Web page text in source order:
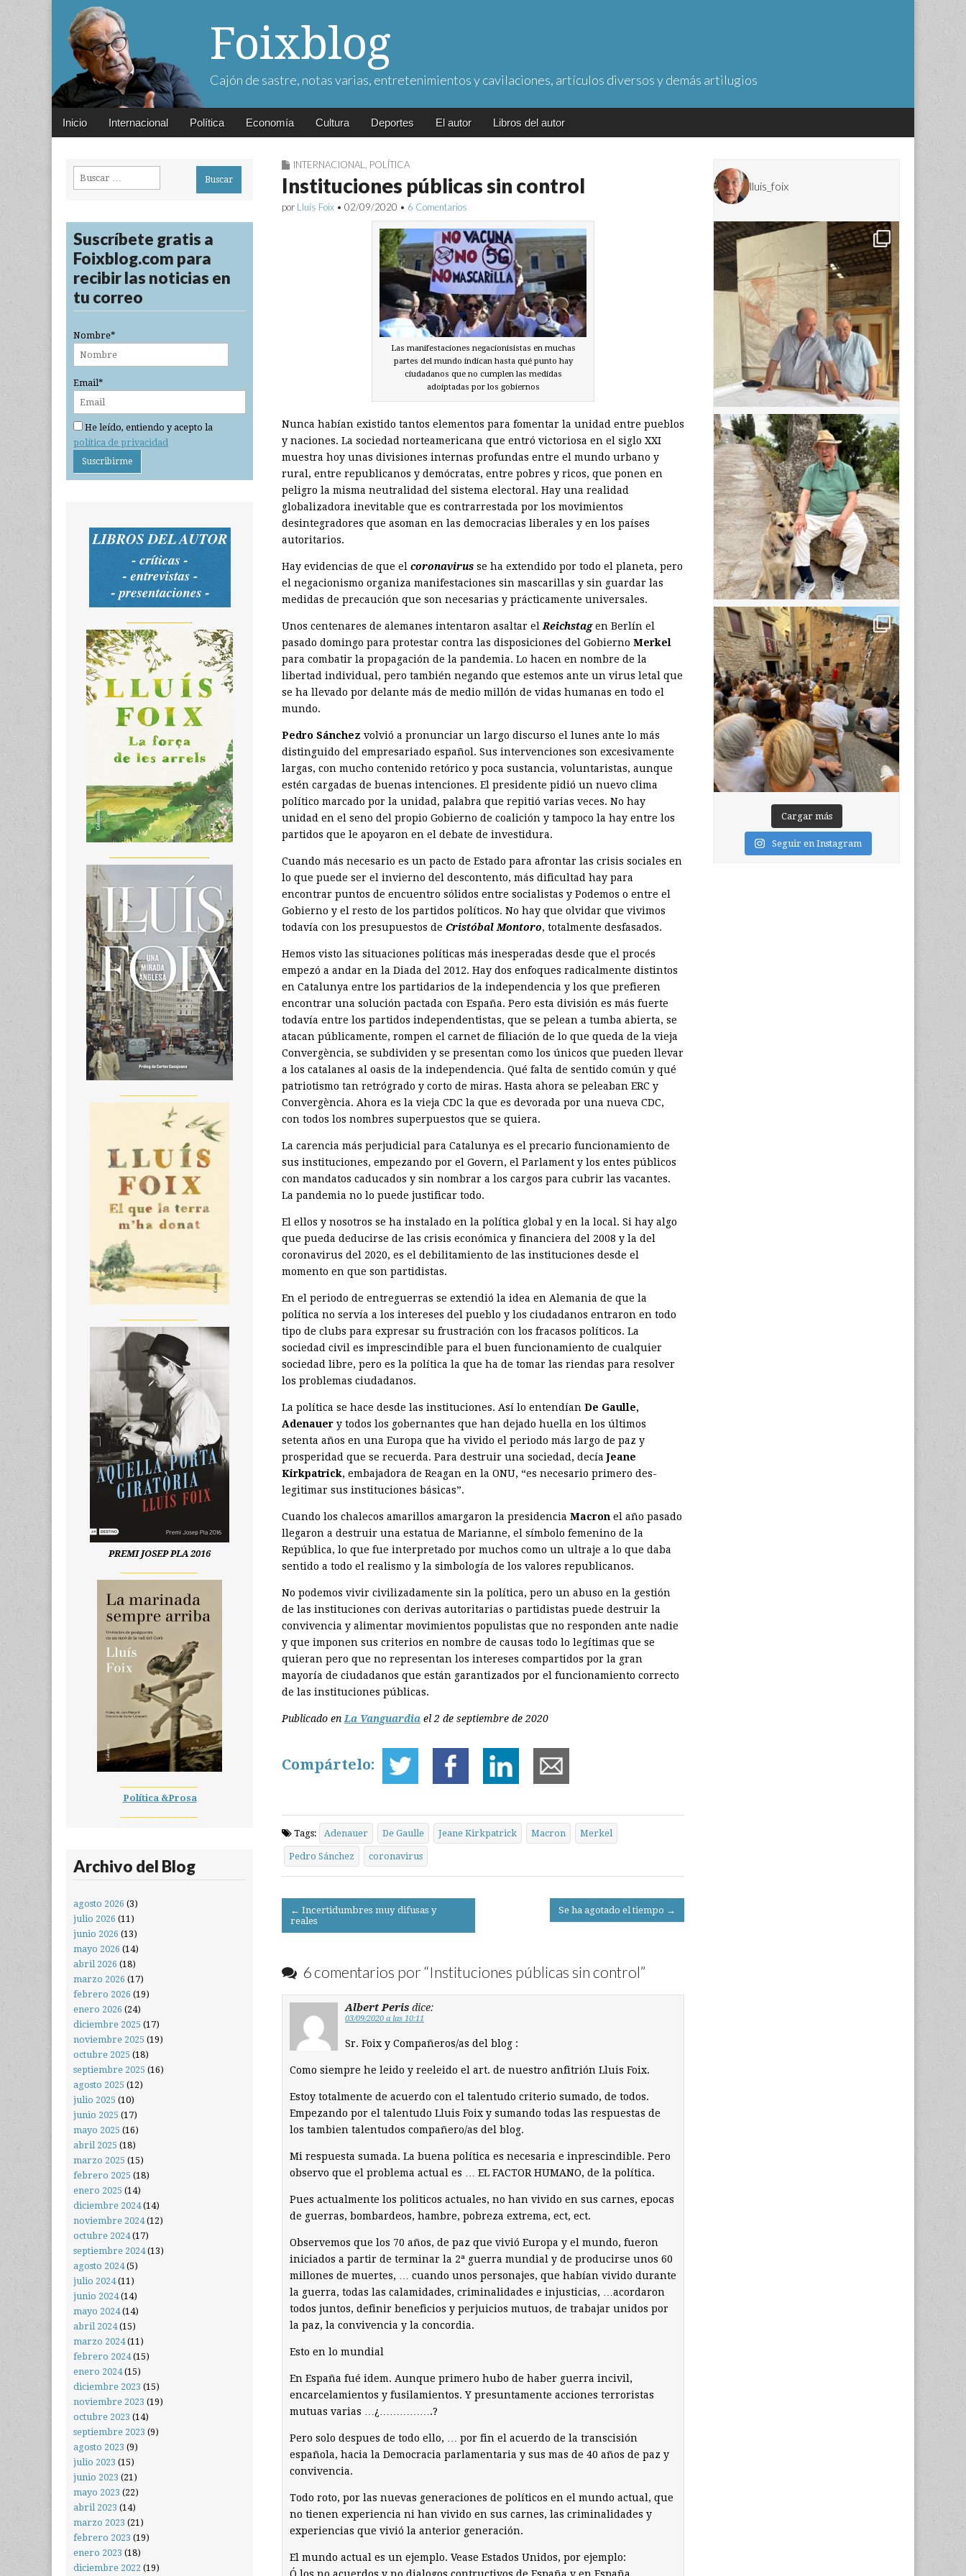
Foixblog
Cajón de sastre, notas varias, entretenimientos y cavilaciones, artículos diversos y demás artilugios
Main
Skip
Inicio Internacional Política Economía Cultura Deportes El autor Libros del autor
INTERNACIONAL POLÍTICA
Instituciones públicas sin control
por Lluís Foix • 02/09/2020 • 6 Comentarios
Las manifestaciones negacionisistas en muchas
partes del mundo indican hasta qué punto hay
ciudadanos que no cumplen las medidas
adoiptadas por los gobiernos
Nunca habían existido tantos elementos para fomentar la unidad entre pueblos
y naciones. La sociedad norteamericana que entró victoriosa en el siglo XXI
muestra hoy unas divisiones internas profundas entre el mundo urbano y
rural, entre republicanos y demócratas, entre pobres y ricos, que ponen en
peligro la misma neutralidad del sistema electoral. Hay una realidad
globalizadora inevitable que es contrarrestada por los movimientos
desintegradores que asoman en las democracias liberales y en los países
autoritarios.
Hay evidencias de que el coronavirus se ha extendido por todo el planeta, pero
el negacionismo organiza manifestaciones sin mascarillas y sin guardar las
medidas de precaución que son nece­sarias y prácticamente universales.
Unos centenares de alemanes intentaron asaltar elReichstagen Berlín el
pasado domingo para protestar contra las disposiciones del Gobierno Merkel
para combatir la propagación de la pandemia. Lo hacen en nombre de la
libertad individual, pero también negando que estemos ante un virus letal que
se ha llevado por delante más de medio millón de vidas humanas en todo el
mundo.
Pedro Sánchez volvió a pronunciar un largo discurso el lunes ante lo más
distinguido del empresariado español. Sus intervenciones son excesivamente
largas, con mucho contenido retórico y poca sustancia, voluntaristas, aunque
estén cargadas de buenas intenciones. El presidente pidió un nuevo clima
político marcado por la unidad, palabra que repitió varias veces. No hay
unidad en el seno del propio Gobierno de coalición y tampoco la hay entre los
partidos que le apoyaron en el debate de investidura.
Cuando más necesario es un pacto de Estado para afrontar las crisis sociales en
lo que puede ser el invierno del descon­tento, más dificultad hay para
encontrar puntos de encuentro sólidos entre socialistas y Podemos o entre el
Gobierno y el resto de los partidos políticos. No hay que olvidar que vivimos
todavía con los presupuestos de Cristóbal Montoro, totalmente des­fasados.
Hemos visto las situaciones políticas más inesperadas desde que el procés
empezó a andar en la Diada del 2012. Hay dos enfoques radicalmente distintos
en Catalunya entre los partidarios de la independencia y los que prefieren
encontrar una solución pactada con España. Pero esta división es más fuerte
todavía entre los partidos independentistas, que se pelean a tumba abierta, se
atacan públicamente, rompen el carnet de filiación de lo que queda de la vieja
Convergència, se subdividen y se presentan como los únicos que pueden llevar
a los catalanes al oasis de la independencia. Qué falta de sentido común y qué
patriotismo tan retrógrado y corto de miras. Hasta ahora se peleaban ERC y
Convergència. Ahora es la vieja CDC la que es devorada por una nueva CDC,
con todos los nombres superpuestos que se quiera.
La carencia más perjudicial para Catalunya es el precario funcionamiento de
sus instituciones, empezando por el Govern, el Parlament y los entes públicos
con mandatos caducados y sin nombrar a los cargos para cubrir las vacantes.
La pandemia no lo puede justificar todo.
El ellos y nosotros se ha instalado en la política global y en la local. Si hay algo
que pueda deducirse de las crisis económica y financiera del 2008 y la del
coronavirus del 2020, es el debilitamiento de las institu­ciones desde el
momento en que son par­tidistas.
En el periodo de entreguerras se extendió la idea en Alemania de que la
política no servía a los intereses del pueblo y los ciudadanos entraron en todo
tipo de clubs para expresar su frustración con los fracasos políticos. La
sociedad civil es imprescindible para el buen funcionamiento de cualquier
sociedad libre, pero es la política la que ha de tomar las riendas para resolver
los problemas ciudadanos.
La política se hace desde las instituciones. Así lo entendían De Gaulle,
Adenauer y todos los gobernantes que han dejado huella en los últimos
setenta años en una Europa que ha vivido el periodo más largo de paz y
prosperidad que se recuerda. Para destruir una sociedad, decía Jeane
Kirkpatrick, embajadora de Reagan en la ONU, “es necesario primero des­
legitimar sus instituciones ­básicas”.
Cuando los chalecos amarillos amargaron la presidencia Macron el año pasado
llegaron a destruir una estatua de Marianne, el símbolo femenino de la
República, lo que fue interpretado por muchos como un ultraje a lo que daba
sentido a todo el realismo y la simbología de los valores republicanos.
No podemos vivir civilizadamente sin la política, pero un abuso en la gestión
de las instituciones con derivas autoritarias o partidistas puede destruir la
convivencia y alimentar movimientos populistas que no responden ante nadie
y que imponen sus criterios en nombre de causas todo lo legítimas que se
quieran pero que no representan los intereses compartidos por la gran
mayoría de ciudadanos que están garantizados por el funcionamiento correcto
de las instituciones públicas.
Publicado enLa Vanguardia el 2 de septiembre de 2020
Compártelo:
Tags: Adenauer De Gaulle Jeane Kirkpatrick Macron Merkel
Pedro Sánchez coronavirus
Post
navigation
← Incertidumbres muy difusas y
reales
Se ha agotado el tiempo →
6 comentarios por “Instituciones públicas sin control”
Albert Peris dice:
03/09/2020 a las 10:11
Sr. Foix y Compañeros/as del blog :
Como siempre he leido y reeleido el art. de nuestro anfitrión Lluis Foix.
Estoy totalmente de acuerdo con el talentudo criterio sumado, de todos.
Empezando por el talentudo Lluis Foix y sumando todas las respuestas de
los tambien talentudos compañero/as del blog.
Mi respuesta sumada. La buena política es necesaria e inprescindible. Pero
observo que el problema actual es … EL FACTOR HUMANO, de la política.
Pues actualmente los politicos actuales, no han vivido en sus carnes, epocas
de guerras, bombardeos, hambre, pobreza extrema, ect, ect.
Observemos que los 70 años, de paz que vivió Europa y el mundo, fueron
iniciados a partir de terminar la 2ª guerra mundial y de producirse unos 60
millones de muertes, … cuando unos personajes, que habían vivido durante
la guerra, todas las calamidades, criminalidades e injusticias, …acordaron
todos juntos, definir beneficios y perjuicios mutuos, de trabajar unidos por
la paz, la convivencia y la concordia.
Esto en lo mundial
En España fué idem. Aunque primero hubo de haber guerra incivil,
encarcelamientos y fusilamientos. Y presuntamente acciones terroristas
mutuas varias …¿…………….?
Pero solo despues de todo ello, … por fin el acuerdo de la transcisión
española, hacia la Democracia parlamentaria y sus mas de 40 años de paz y
convivencia.
Todo roto, por las nuevas generaciones de políticos en el mundo actual, que
no tienen experiencia ni han vivido en sus carnes, las criminalidades y
experiencias que vivió la anterior generación.
El mundo actual es un ejemplo. Vease Estados Unidos, por ejemplo:
Buscar:
Suscríbete gratis a
Foixblog.com para
recibir las noticias en
tu correo
Nombre*
Email*
He leído, entiendo y acepto la
política de privacidad
PREMI JOSEP PLA 2016
Política &Prosa
Archivo del Blog
agosto 2026 (3)
julio 2026 (11)
junio 2026 (13)
mayo 2026 (14)
abril 2026 (18)
marzo 2026 (17)
febrero 2026 (19)
enero 2026 (24)
diciembre 2025 (17)
noviembre 2025 (19)
octubre 2025 (18)
septiembre 2025 (16)
agosto 2025 (12)
julio 2025 (10)
junio 2025 (17)
mayo 2025 (16)
abril 2025 (18)
marzo 2025 (15)
febrero 2025 (18)
enero 2025 (14)
diciembre 2024(14)
noviembre 2024(12)
octubre 2024(17)
septiembre 2024(13)
agosto 2024(5)
julio 2024(11)
junio 2024(14)
mayo 2024(14)
abril 2024(15)
marzo 2024(11)
febrero 2024(15)
enero 2024(15)
diciembre 2023 (15)
noviembre 2023 (19)
octubre 2023 (14)
septiembre 2023 (9)
agosto 2023 (9)
julio 2023 (15)
junio 2023 (21)
mayo 2023 (22)
abril 2023 (14)
marzo 2023 (21)
febrero 2023 (19)
enero 2023 (18)
diciembre 2022 (19)
lluis_foix
Cargar más
Seguir en Instagram